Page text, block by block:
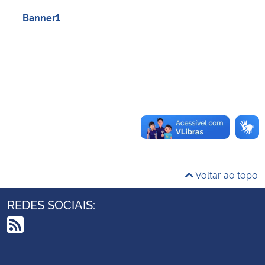
Controladoria-Geral da União
Banner1
Voltar ao topo
REDES SOCIAIS:
RSS